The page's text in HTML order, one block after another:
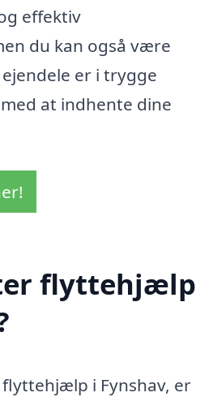
effektiv
du kan også være
er i trygge
at indhente dine
flyttehjælp
i Fynshav, er